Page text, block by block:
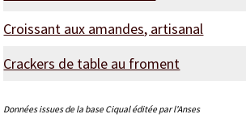
Croissant aux amandes, artisanal
Crackers de table au froment
Données issues de la base Ciqual éditée par l'Anses